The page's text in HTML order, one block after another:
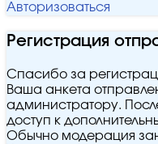
Авторизоваться
Регистрация
Спасибо за
Ваша анкета
администратору.
доступ к
Обычно модерация